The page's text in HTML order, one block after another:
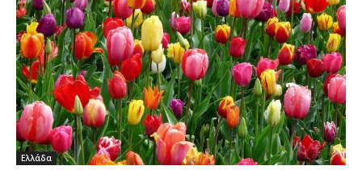
Ελλάδα